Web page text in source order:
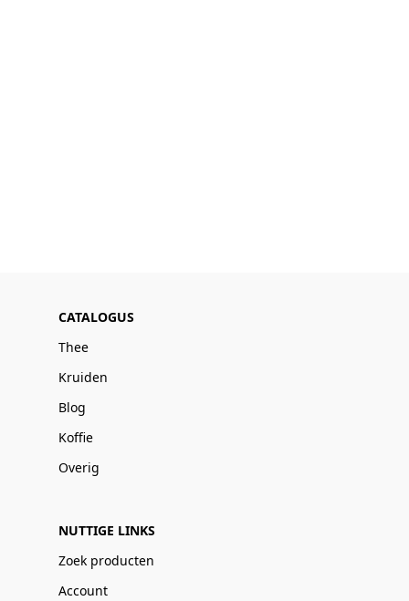
CATALOGUS
Thee
Kruiden
Blog
Koffie
Overig
NUTTIGE LINKS
Zoek producten
Account